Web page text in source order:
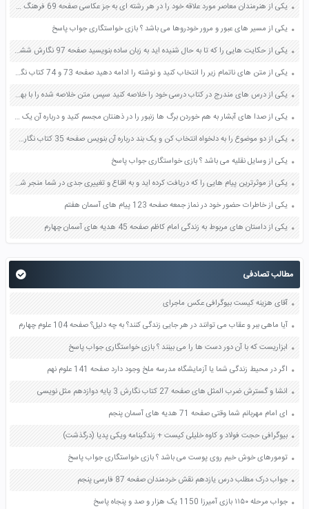
یکی از هنرمندان معاصر مورد علاقه خود را در هر رشته ای به جز عکاسی صفحه 69 فرهنگ و هنر نهم
یکی از مسیر های عبور و مرور خودروها می باشد ؟ بازی خواستگاری جواب پاسخ
یکی از حکایت هایی را که تا به حال شنیده اید به زبان ساده بنویسید صفحه 97 نگارش ششم دبستان
یکی از متن های ناتمام زیر را انتخاب کنید و نوشته را ادامه دهید صفحه 73 و 74 کتاب نگارش فارسی پنجم دبستان
یکی از درس های مندرج در کتاب درسی خود را خلاصه کنید سپس متن خلاصه شده را با بهره گیری از روش های دسته بندی نمودار جدول نقشه مفهومی نشان دهید صفحه 118 نگارش یازدهم
یکی از صدا های آبشار به هم خوردن برگ ها زنبور را در ذهنتان مجسم کنید و درباره آن یک بند بنویسید صفحه 11 نگارش پنجم
یکی از دو موضوع را به دلخواه انتخاب کن و یک بند درباره آن بنویس صفحه 35 کتاب نگارش فارسی سوم
یکی از وسایل نقلیه می باشد ؟ بازی خواستگاری جواب پاسخ
یکی از موثرترین پیام هایی را که دریافت کرده اید و به اقناع و تغییری جدی در شما منجر شده است برسی کنید و علت این تاثیر گذاری قابل توجه را بنویسید صفحه 52 تفکر و سواد رسانه ای دهم
یکی از خاطرات حضور خود در نماز جمعه صفحه 123 پیام های آسمان هفتم
یکی از داستان های مربوط به زندگی امام کاظم صفحه 45 هدیه های آسمان چهارم
مطالب تصادفی
آقای هزینه کیست بیوگرافی عکس ماجرای
آیا ماهی ببر و عقاب می توانند در هر جایی زندگی کنند؟ به چه دلیل؟ صفحه 104 علوم چهارم
ابزاریست که با آن دور دست ها را می بینند ؟ بازی خواستگاری جواب پاسخ
اگر در محیط زندگی شما یا آزمایشگاه مدرسه ملخ وجود دارد صفحه 141 علوم نهم
انشا و گسترش ضرب المثل های صفحه 27 کتاب نگارش 3 پایه دوازدهم مثل نویسی
ای امام مهربانم شما وقتی صفحه 71 هدیه های آسمان پنجم
بیوگرافی حجت فولاد و كاوه خليلی کیست + زندگینامه ویکی پدیا (درگذشت)
تومورهای خوش خیم روی پوست می باشد ؟ بازی خواستگاری جواب پاسخ
جواب درک مطلب درس یازدهم نقش خردمندان صفحه 87 فارسی پنجم
جواب مرحله ۱۱۵۰ بازی آمیرزا 1150 یک هزار و صد و پنجاه پاسخ